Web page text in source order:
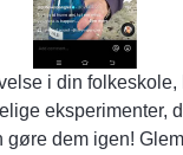
i din folkeskole,
eksperimenter,
gøre dem igen!